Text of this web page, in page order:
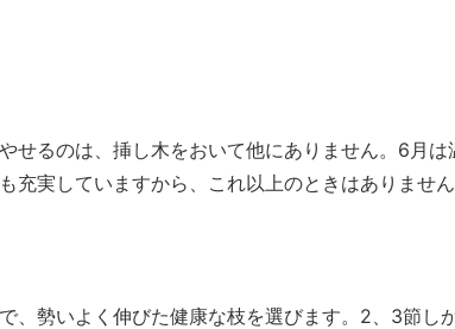
せるのは、挿し木をおいて他にありません。6月は
充実していますから、これ以上のときはありませ
、勢いよく伸びた健康な枝を選びます。2、3節し